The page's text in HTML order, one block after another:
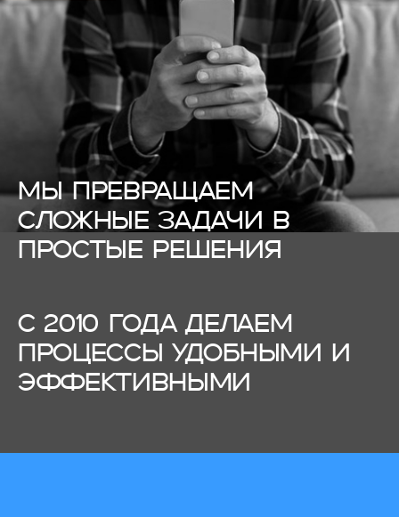
МЫ ПРЕВРАЩАЕМ
СЛОЖНЫЕ ЗАДАЧИ В
ПРОСТЫЕ РЕШЕНИЯ
С 2010 ГОДА ДЕЛАЕМ
ПРОЦЕССЫ УДОБНЫМИ И
ЭФФЕКТИВНЫМИ